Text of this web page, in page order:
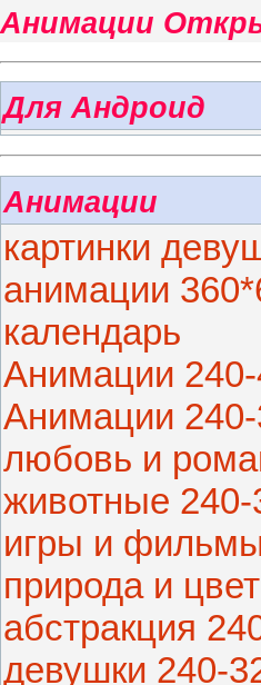
Анимации
Для Андроид
Анимации
картинки
анимации
календарь
Анимации
Анимации
любовь и
животные 240-
игры и
природа и
абстракция
девушки 240-